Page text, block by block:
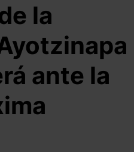
la
ante la